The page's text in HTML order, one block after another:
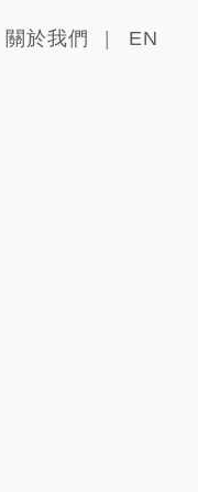
關於我們 EN